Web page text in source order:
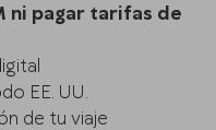
ni pagar tarifas de
EE. UU.
de tu viaje